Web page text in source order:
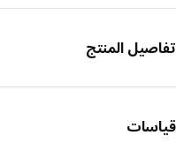
المنتج